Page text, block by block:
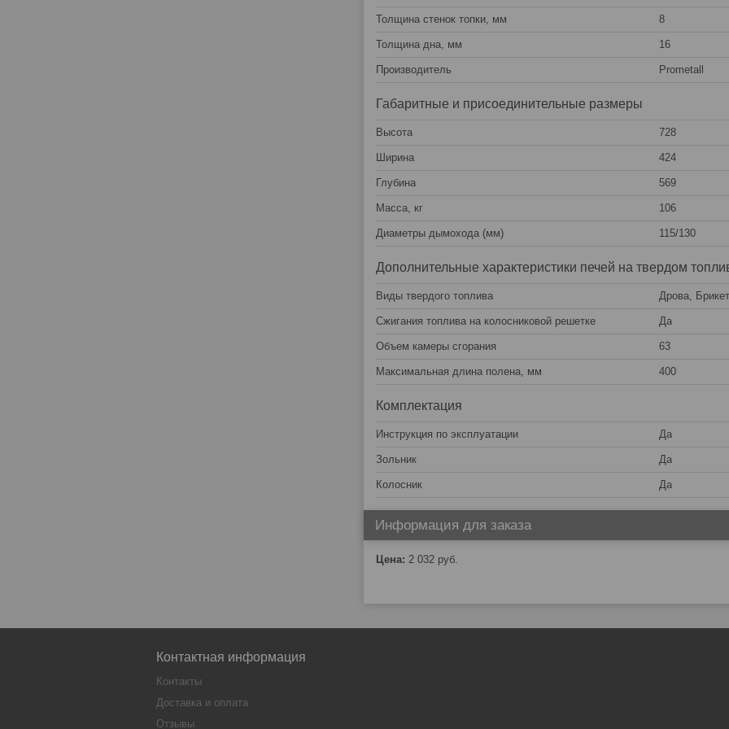
Толщина стенок топки, мм 8
Толщина дна, мм 16
Производитель Prometall
Габаритные и присоединительные размеры
Высота 728
Ширина 424
Глубина 569
Масса, кг 106
Диаметры дымохода (мм) 115/130
Дополнительные характеристики печей на твердом
Виды твердого топлива Дрова,
Сжигания топлива на колосниковой решетке Да
Объем камеры сгорания 63
Максимальная длина полена, мм 400
Комплектация
Инструкция по эксплуатации Да
Зольник Да
Колосник Да
Информация для заказа
Цена: 2 032 руб.
Контактная информация
Контакты
Доставка и оплата
Отзывы